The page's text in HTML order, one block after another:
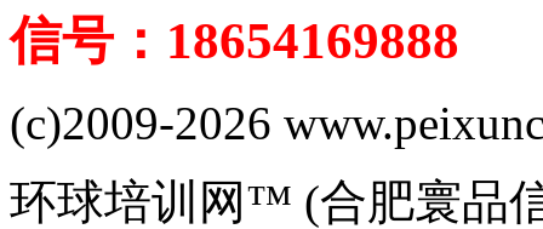
信号：18654169888
(c)2009-2026
环球培训网™ (合肥寰品